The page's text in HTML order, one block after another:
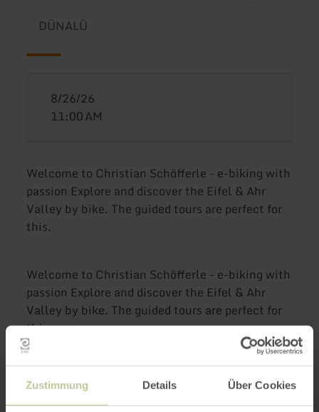
Zustimmung Details Über Cookies
DÜNALÜ
8/26/26
11:00 AM
Welcome to Christian Schöfferle - e-biking with
passion Explore and discover the Eifel & Ahr
Valley by bike. The guided tours are perfect for
this.
Welcome to Christian Schöfferle - e-biking with
passion Explore and discover the Eifel & Ahr
Valley by bike. The guided tours are perfect for
this.
Impressions